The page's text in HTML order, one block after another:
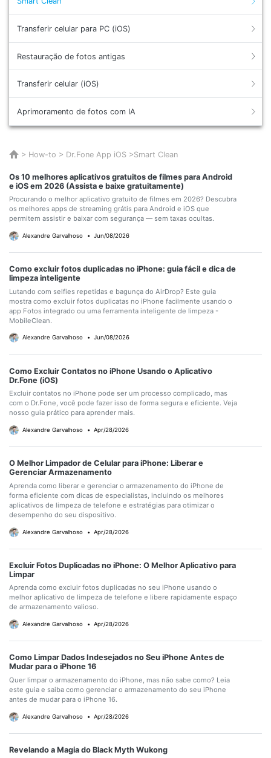
Ver Todos Os Aplicativos
Gerenciador de dados
Reparar Celular
Proteção do celular
Transferir celular para PC (iOS)
Restauração de fotos antigas
Transferir celular (iOS)
Aprimoramento de fotos com IA
> How-to > Dr.Fone App iOS >Smart Clean
Os 10 melhores aplicativos gratuitos de filmes para Android
e iOS em 2026 (Assista e baixe gratuitamente)
Procurando o melhor aplicativo gratuito de filmes em 2026? Descubra
os melhores apps de streaming grátis para Android e iOS que
permitem assistir e baixar com segurança — sem taxas ocultas.
Alexandre Garvalhoso • Jun/08/2026
Como excluir fotos duplicadas no iPhone: guia fácil e dica de
limpeza inteligente
Lutando com selfies repetidas e bagunça do AirDrop? Este guia
mostra como excluir fotos duplicatas no iPhone facilmente usando o
app Fotos integrado ou uma ferramenta inteligente de limpeza -
MobileClean.
Alexandre Garvalhoso • Jun/08/2026
Como Excluir Contatos no iPhone Usando o Aplicativo
Dr.Fone (iOS)
Excluir contatos no iPhone pode ser um processo complicado, mas
com o Dr.Fone, você pode fazer isso de forma segura e eficiente. Veja
nosso guia prático para aprender mais.
Alexandre Garvalhoso • Apr/28/2026
O Melhor Limpador de Celular para iPhone: Liberar e
Gerenciar Armazenamento
Aprenda como liberar e gerenciar o armazenamento do iPhone de
forma eficiente com dicas de especialistas, incluindo os melhores
aplicativos de limpeza de telefone e estratégias para otimizar o
desempenho do seu dispositivo.
Alexandre Garvalhoso • Apr/28/2026
Excluir Fotos Duplicadas no iPhone: O Melhor Aplicativo para
Limpar
Aprenda como excluir fotos duplicadas no seu iPhone usando o
melhor aplicativo de limpeza de telefone e libere rapidamente espaço
de armazenamento valioso.
Alexandre Garvalhoso • Apr/28/2026
Como Limpar Dados Indesejados no Seu iPhone Antes de
Mudar para o iPhone 16
Quer limpar o armazenamento do iPhone, mas não sabe como? Leia
este guia e saiba como gerenciar o armazenamento do seu iPhone
antes de mudar para o iPhone 16.
Alexandre Garvalhoso • Apr/28/2026
Revelando a Magia do Black Myth Wukong